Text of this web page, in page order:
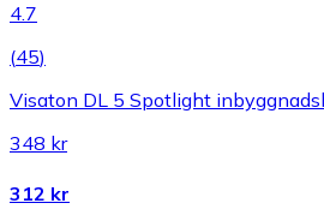
4.7
(45)
Visaton DL 5 Spotlight
348 kr
312 kr